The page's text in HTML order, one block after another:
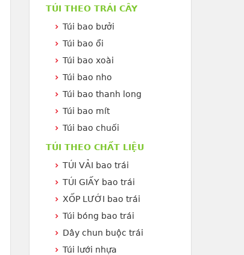
TÚI THEO TRÁI CÂY
Túi bao bưởi
Túi bao ổi
Túi bao xoài
Túi bao nho
Túi bao thanh long
Túi bao mít
Túi bao chuối
TÚI THEO CHẤT LIỆU
TÚI VẢI bao trái
TÚI GIẤY bao trái
XỐP LƯỚI bao trái
Túi bóng bao trái
Dây chun buộc trái
Túi lưới nhựa